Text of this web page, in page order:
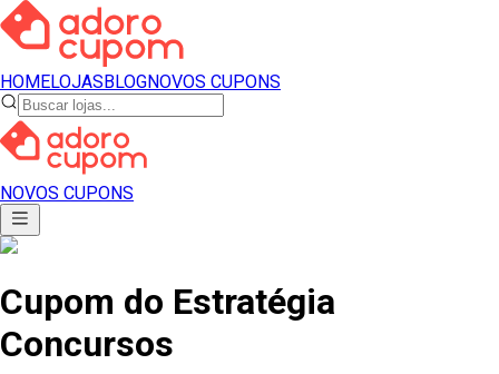
HOMELOJASBLOGNOVOS CUPONS
NOVOS CUPONS
Cupom do Estratégia
Concursos